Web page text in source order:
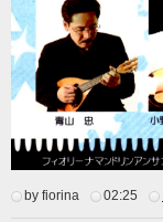
by fiorina 02:25